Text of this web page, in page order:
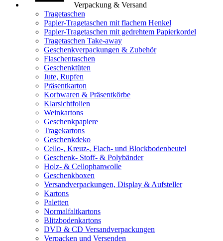
Verpackung & Versand
Tragetaschen
Papier-Tragetaschen mit flachem Henkel
Papier-Tragetaschen mit gedrehtem Papierkordel
Tragetaschen Take-away
Geschenkverpackungen & Zubehör
Flaschentaschen
Geschenktüten
Jute, Rupfen
Präsentkarton
Korbwaren & Präsentkörbe
Klarsichtfolien
Weinkartons
Geschenkpapiere
Tragekartons
Geschenkdeko
Cello-, Kreuz-, Flach- und Blockbodenbeutel
Geschenk- Stoff- & Polybänder
Holz- & Cellophanwolle
Geschenkboxen
Versandverpackungen, Display & Aufsteller
Kartons
Paletten
Normalfaltkartons
Blitzbodenkartons
DVD & CD Versandverpackungen
Verpacken und Versenden